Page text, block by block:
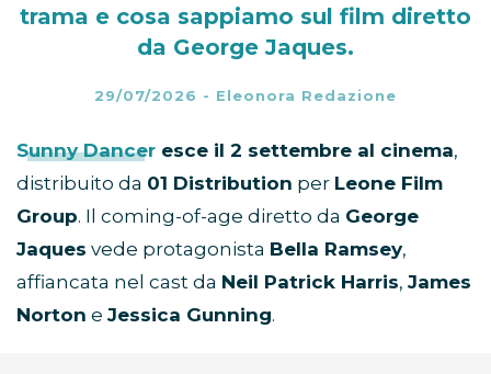
trama e cosa sappiamo sul film diretto
da George Jaques.
29/07/2026 - Eleonora Redazione
Sunny Dancer esce il 2 settembre al cinema,
distribuito da 01 Distribution per Leone Film
Group. Il coming-of-age diretto da George
Jaques vede protagonista Bella Ramsey,
affiancata nel cast da Neil Patrick Harris, James
Norton e Jessica Gunning.